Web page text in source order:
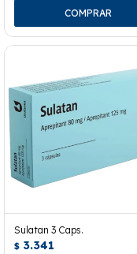
Sulatan 3 Caps.
$ 3.341